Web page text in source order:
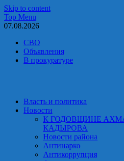
Skip to content
Top Menu
07.08.2026
СВО
Объявления
В прокуратуре
Власть и политика
Новости
К ГОДОВЩИНЕ
КАДЫРОВА
Новости района
Антинарко
Антикоррупция